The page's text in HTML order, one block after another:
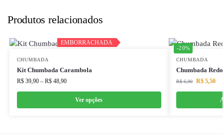
Produtos relacionados
EMBORRACHADA
EMBORRACHADA
CHUMBADA
Kit Chumbada Carambola
R$39,90 – R$48,90
Ver opções
-20%
CHUMBADA
Chumbada
R$6,90 R$5,50